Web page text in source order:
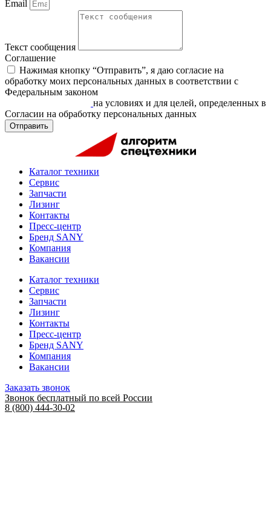
Email
Текст сообщения
Соглашение
Нажимая кнопку “Отправить”, я даю согласие на
обработку моих персональных данных в соответствии c
Федеральным законом
на условиях и для целей, определенных в
Согласии на обработку персональных данных
Отправить
Каталог техники
Сервис
Запчасти
Лизинг
Контакты
Пресс-центр
Бренд SANY
Компания
Вакансии
Каталог техники
Сервис
Запчасти
Лизинг
Контакты
Пресс-центр
Бренд SANY
Компания
Вакансии
Заказать звонок
Звонок бесплатный по всей России
8 (800) 444-30-02